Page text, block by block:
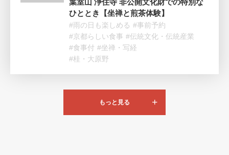
葉室山 浄住寺 非公開文化財での特別な
ひととき【坐禅と煎茶体験】
#雨の日も楽しめる #事前予約
#京都らしい食事 #伝統文化・伝統産業
#食事付 #坐禅・写経
#桂・大原野
もっと見る